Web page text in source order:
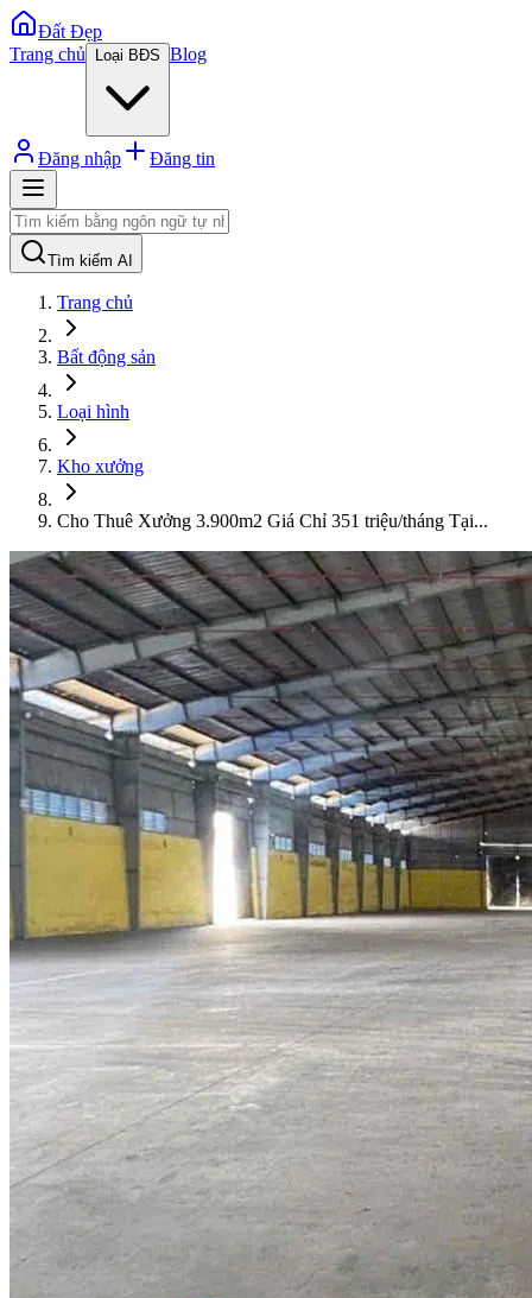
Đất Đẹp
Trang chủ
Loại BĐS Blog
Đăng nhập Đăng tin
Tìm kiếm AI
Trang chủ
Bất động sản
Loại hình
Kho xưởng
Cho Thuê Xưởng 3.900m2 Giá Chỉ 351 triệu/tháng Tại...